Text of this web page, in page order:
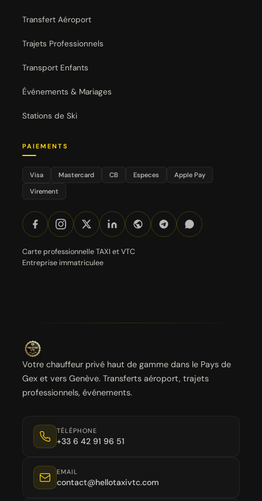
Transfert Aéroport
Trajets Professionnels
Transport Enfants
Événements & Mariages
Stations de Ski
PAIEMENTS
Visa Mastercard CB Especes
Apple Pay
Virement
Carte professionnelle TAXI et VTC
Entreprise immatriculee
Votre chauffeur privé haut de gamme dans le Pays de
Gex et vers Genève. Transferts aéroport, trajets
professionnels, événements.
TÉLÉPHONE
+33 6 42 91 96 51
EMAIL
contact@hellotaxivtc.com